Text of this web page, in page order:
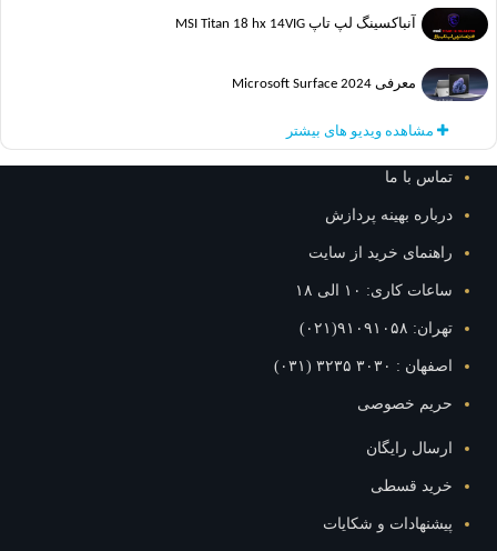
آنباکسینگ لپ تاپ MSI Titan 18 hx 14VIG
معرفی Microsoft Surface 2024
مشاهده ویدیو های بیشتر
با ما
بهینه پردازش
خرید از سایت
کاری: ۱۰ الی ۱۸
۳۰۳۰ ۳۲۳۵ (۰۳۱)
خصوصی
رایگان
قسطی
و شکایات